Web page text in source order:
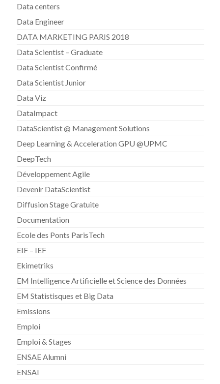
Data centers
Data Engineer
DATA MARKETING PARIS 2018
Data Scientist – Graduate
Data Scientist Confirmé
Data Scientist Junior
Data Viz
DataImpact
DataScientist @ Management Solutions
Deep Learning & Acceleration GPU @UPMC
DeepTech
Développement Agile
Devenir DataScientist
Diffusion Stage Gratuite
Documentation
Ecole des Ponts ParisTech
EIF – IEF
Ekimetriks
EM Intelligence Artificielle et Science des Données
EM Statistisques et Big Data
Emissions
Emploi
Emploi & Stages
ENSAE Alumni
ENSAI